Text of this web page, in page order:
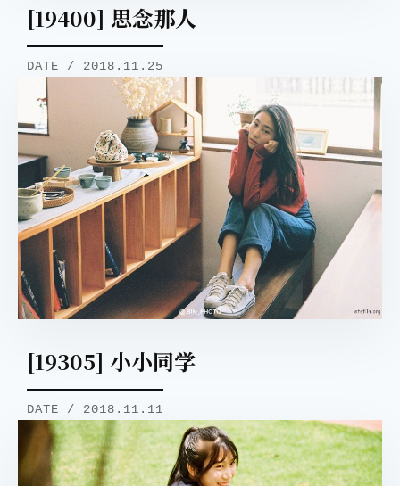
[19400] 思念那人
DATE / 2018.11.25
[19305] 小小同学
DATE / 2018.11.11